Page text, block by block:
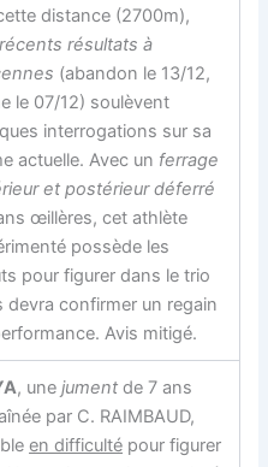
distance (2700m),
récents résultats à
(abandon le 13/12,
le 07/12) soulèvent
interrogations sur sa
actuelle. Avec un ferrage
et postérieur déferré
œillères, cet athlète
possède les
pour figurer dans le trio
devra confirmer un regain
Avis mitigé.
, unejument de 7 ans
par C. RAIMBAUD,
en difficulté pour figurer